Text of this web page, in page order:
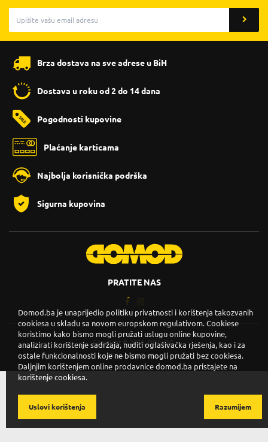
Brza dostava na sve adrese u BiH
Dostava u roku od 2 do 14 dana
Pogodnosti kupovine
Plaćanje karticama
Najbolja korisnička podrška
Sigurna kupovina
PRATITE NAS
Copyright © 2026. DOMOD.
Uslovi korištenja.
Domod.ba je unaprijedio politiku privatnosti i korištenja takozvanih
cookiesa u skladu sa novom europskom regulativom. Cookiese
koristimo kako bismo mogli pružati uslugu online kupovine,
analizirati korištenje sadržaja, nuditi oglašivačka rješenja, kao i za
ostale funkcionalnosti koje ne bismo mogli pružati bez cookiesa.
Daljnjim korištenjem online prodavnice domod.ba pristajete na
korištenje cookiesa.
Razumijem
Uslovi korištenja